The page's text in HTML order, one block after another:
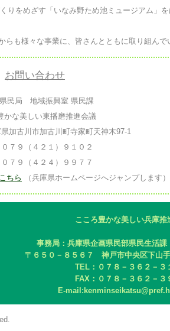
りをめざす「いなみ野ため池ミュージアム」
も様々な事業に、皆さんとともに取り組んで
お問い合わせ
民局 地域振興室 県民課
かな美しい東播磨推進会議
加古川市加古川町寺家町天神木97-1
７９（４２１）９１０２
７９（４２４）９９７７
ちら
（兵庫県ホームページへジャンプします）
こころ豊かな美しい兵庫推
事務局：兵庫県企画県民部県民生活
〒６５０－８５６７ 神戸市中央区下山
TEL：０７８－３６２－３
FAX：０７８－３６２－３
E-